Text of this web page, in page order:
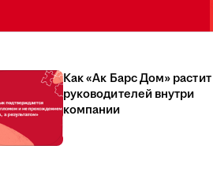
Как «Ак Барс Дом» растит
руководителей внутри
компании